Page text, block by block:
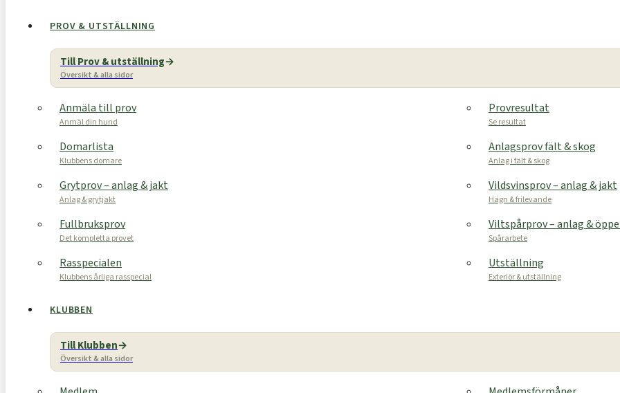
PROV & UTSTÄLLNING
Till Prov & utställning
Översikt & alla sidor
Anmäla till prov
Anmäl din hund
Provresultat
Se resultat
Domarlista
Klubbens domare
Anlagsprov fält & skog
Anlag i fält & skog
Grytprov – anlag & jakt
Anlag & grytjakt
Vildsvinsprov – anlag & jakt
Hägn & frilevande
Fullbruksprov
Det kompletta provet
Viltspårprov – anlag &
Spårarbete
Rasspecialen
Klubbens årliga rasspecial
Utställning
Exteriör & utställning
KLUBBEN
Till Klubben
Översikt & alla sidor